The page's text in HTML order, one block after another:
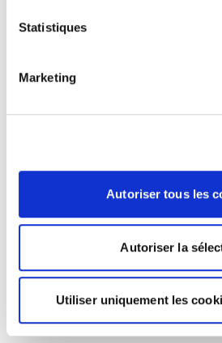
Statistiques
Marketing
Autoriser tous les
Autoriser la
Utiliser uniquement les